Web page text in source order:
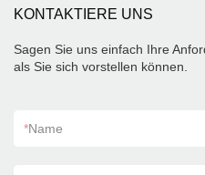
KONTAKTIERE UNS
Sagen Sie uns einfach Ihre
als Sie sich vorstellen können.
*Name